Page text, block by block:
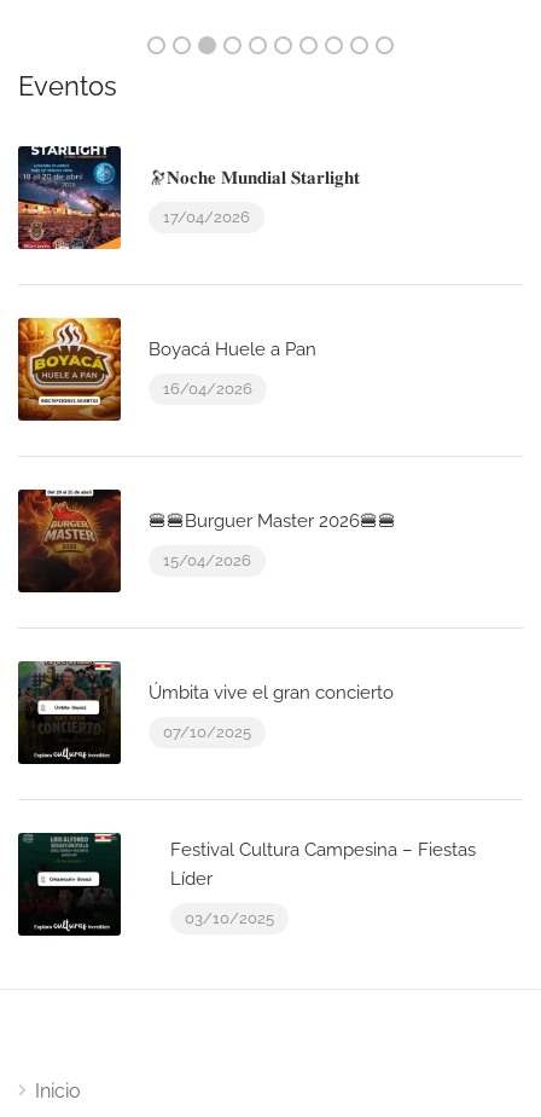
Eventos
🔭𝐍𝐨𝐜𝐡𝐞 𝐌𝐮𝐧𝐝𝐢𝐚𝐥 𝐒𝐭𝐚𝐫𝐥𝐢𝐠𝐡𝐭
17/04/2026
Boyacá Huele a Pan
16/04/2026
🍔🍔Burguer Master 2026🍔🍔
15/04/2026
Úmbita vive el gran concierto
07/10/2025
Festival Cultura Campesina – Fiestas
Líder
03/10/2025
Inicio